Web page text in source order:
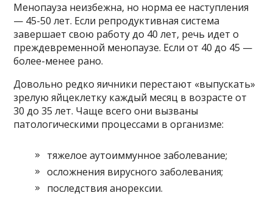
Менопауза неизбежна, но норма ее наступления
— 45-50 лет. Если репродуктивная система
завершает свою работу до 40 лет, речь идет о
преждевременной менопаузе. Если от 40 до 45 —
более-менее рано.
Довольно редко яичники перестают «выпускать»
зрелую яйцеклетку каждый месяц в возрасте от
30 до 35 лет. Чаще всего они вызваны
патологическими процессами в организме:
тяжелое аутоиммунное заболевание;
осложнения вирусного заболевания;
последствия анорексии.